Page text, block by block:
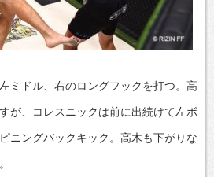
ミドル、右のロングフックを打つ。高
が、コレスニックは前に出続けて左ボ
ニングバックキック。高木も下がりな